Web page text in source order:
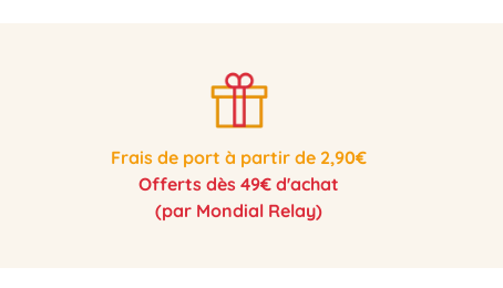
Frais de port à partir de 2,90€
Offerts dès 49€ d'achat
(par Mondial Relay)